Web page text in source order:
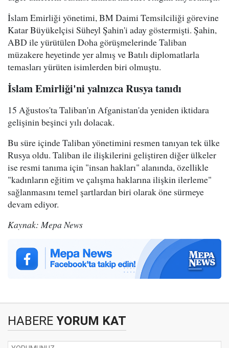
İslam Emirliği yönetimi, BM Daimi Temsilciliği görevine
Katar Büyükelçisi Süheyl Şahin'i aday göstermişti. Şahin,
ABD ile yürütülen Doha görüşmelerinde Taliban
müzakere heyetinde yer almış ve Batılı diplomatlarla
temasları yürüten isimlerden biri olmuştu.
İslam Emirliği'ni yalnızca Rusya tanıdı
15 Ağustos'ta Taliban'ın Afganistan'da yeniden iktidara
gelişinin beşinci yılı dolacak.
Bu süre içinde Taliban yönetimini resmen tanıyan tek ülke
Rusya oldu. Taliban ile ilişkilerini geliştiren diğer ülkeler
ise resmi tanıma için "insan hakları" alanında, özellikle
"kadınların eğitim ve çalışma haklarına ilişkin ilerleme"
sağlanmasını temel şartlardan biri olarak öne sürmeye
devam ediyor.
Kaynak: Mepa News
HABERE YORUM KAT